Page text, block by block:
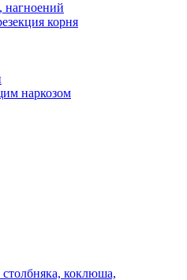
нагноений
корня
наркозом
коклюша,